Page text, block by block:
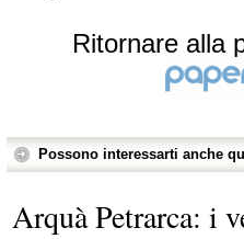
Ritornare alla
Possono interessarti anche
Arquà Petrarca: i